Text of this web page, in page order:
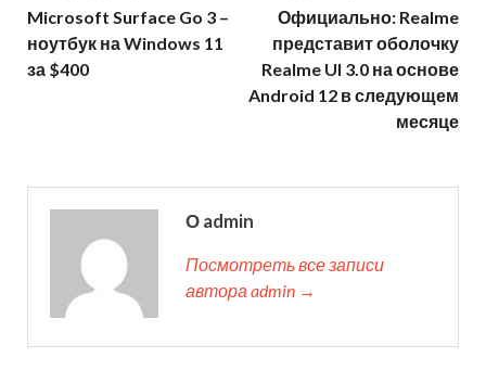
Microsoft Surface Go 3 –
ноутбук на Windows 11
за $400
Официально: Realme
представит оболочку
Realme UI 3.0 на основе
Android 12 в следующем
месяце
О admin
Посмотреть все записи
автора admin →